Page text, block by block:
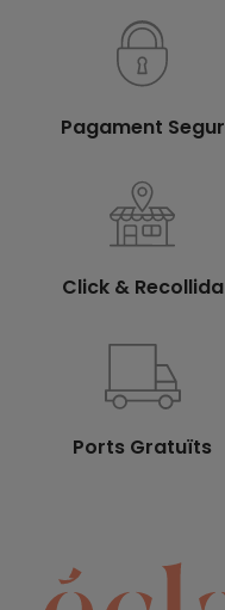
Pagament Segur
Click & Recollida
Ports Gratuïts